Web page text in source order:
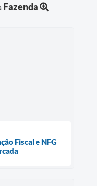
Fazenda
Fiscal e NFG